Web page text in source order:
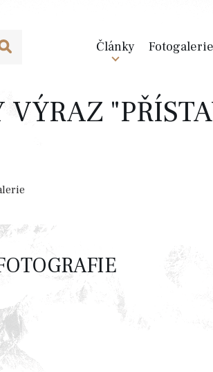
Články Fotogalerie